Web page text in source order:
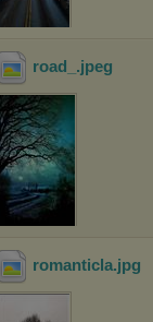
road_ .jpeg
romanticla.jpg